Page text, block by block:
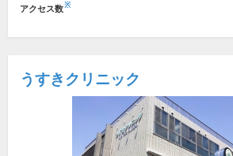
アクセス数※
うすきクリニック